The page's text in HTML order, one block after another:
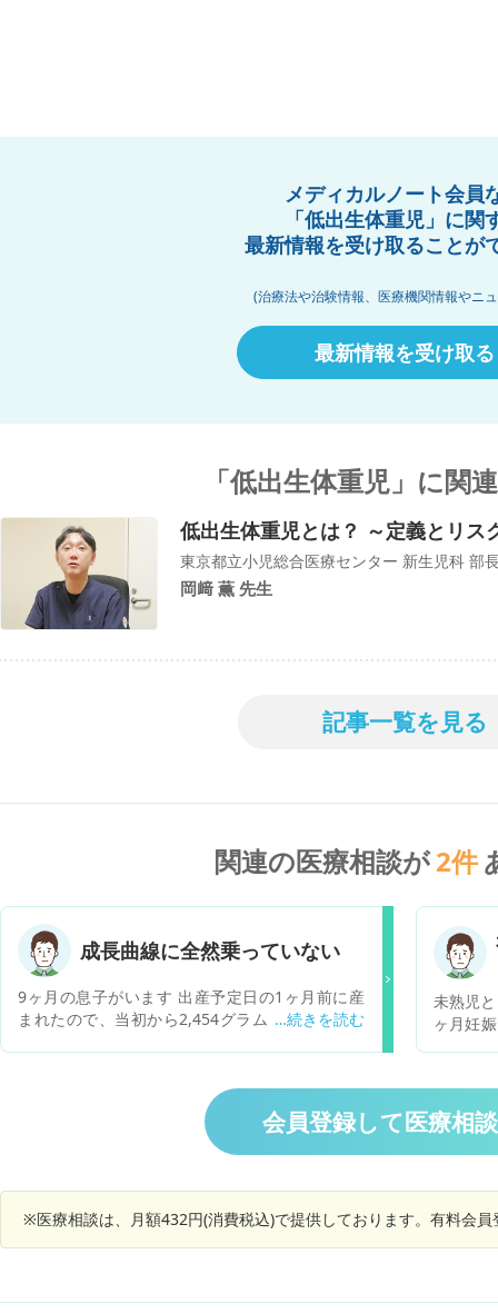
メディカルノート会員
「低出生体重児」に関
最新情報を受け取ることが
(治療法や治験情報、医療機関情報やニ
最新情報を受け取る
「低出生体重児」に関
低出生体重児とは？ ～定義とリス
東京都立小児総合医療センター 新生児科 部
岡﨑 薫 先生
記事一覧を見る
関連の医療相談が2件
成長曲線に全然乗っていない
9ヶ月の息子がいます 出産予定日の1ヶ月前に産
まれたので、当初から2,454グラムと小さかった
た。 ただ離乳食を開始しはじめた7ヶ月〜9ヶ月
での身長の伸びが良くなく、9ヶ月目で65.5セン
チと曲線からだいぶ外れてしまいました。 両親と
も身長は高くないので遺伝もあるのかなと思って
が良いのか？もう何年か待っても良いのか？ご相
談です。
未熟児
ヶ月妊
会員登録して医療相
※医療相談は、月額432円(消費税込)で提供しております。有料会